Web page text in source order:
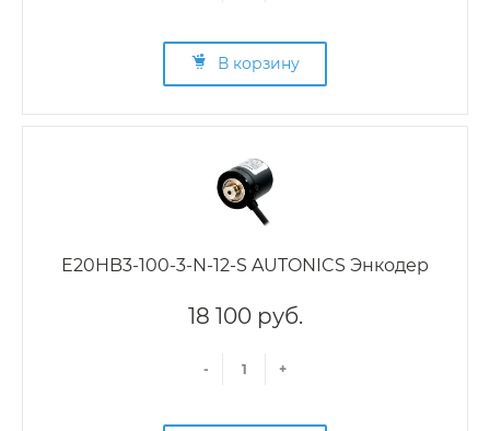
В корзину
E20HB3-100-3-N-12-S AUTONICS Энкодер
18 100 руб.
- +